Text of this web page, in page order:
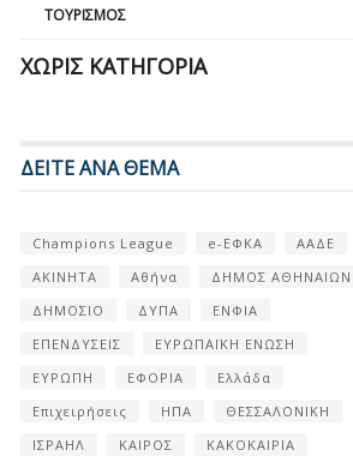
ΤΟΥΡΙΣΜΌΣ
ΧΩΡΊΣ ΚΑΤΗΓΟΡΊΑ
ΔΕΙΤΕ ΑΝΑ ΘΕΜΑ
Champions League e-ΕΦΚΑ
ΑΑΔΕ
ΑΚΙΝΗΤΑ
Αθήνα
ΔΗΜΟΣ ΑΘΗΝΑΙΩΝ
ΔΗΜΟΣΙΟ
ΔΥΠΑ
ΕΝΦΙΑ
ΕΠΕΝΔΥΣΕΙΣ
ΕΥΡΩΠΑΪΚΗ ΕΝΩΣΗ
ΕΥΡΩΠΗ
ΕΦΟΡΙΑ
Ελλάδα
Επιχειρήσεις
ΗΠΑ
ΘΕΣΣΑΛΟΝΙΚΗ
ΙΣΡΑΗΛ
ΚΑΙΡΟΣ
ΚΑΚΟΚΑΙΡΙΑ